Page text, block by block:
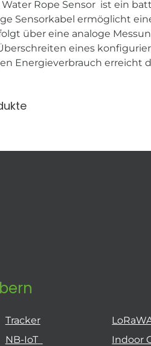
Water Rope Sensor ist ein
Sensorkabel ermöglicht
über eine analoge
eines
Energieverbrauch erreicht
Tracker
NB-IoT
Indoor